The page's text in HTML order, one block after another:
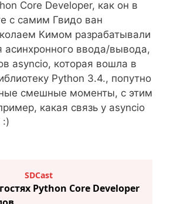
Core Developer, как он в
с самим Гвидо ван
Кимом разрабатывали
асинхронного ввода/вывода,
asyncio, которая вошла в
Python 3.4., попутно
смешные моменты, с этим
какая связь у asyncio
:)